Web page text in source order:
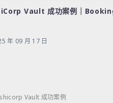
Vault 成功案例｜
年 09 月 17 日
Vault 成功案例